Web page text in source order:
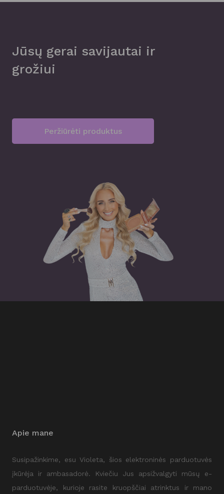
Jūsų gerai savijautai ir
grožiui
Peržiūrėti produktus
Apie mane
Susipažinkime, esu Violeta, šios elektroninės parduotuvės
įkūrėja ir ambasadorė. Kviečiu Jus apsižvalgyti mūsų e-
parduotuvėje, kurioje rasite kruopščiai atrinktus ir mano